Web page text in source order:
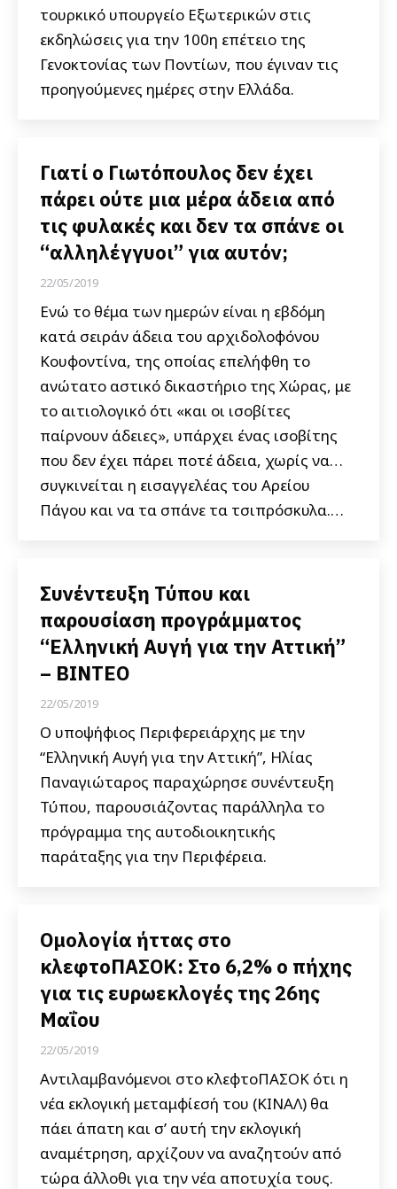
τουρκικό υπουργείο Εξωτερικών στις
εκδηλώσεις για την 100η επέτειο της
Γενοκτονίας των Ποντίων, που έγιναν τις
προηγούμενες ημέρες στην Ελλάδα.
Γιατί ο Γιωτόπουλος δεν έχει
πάρει ούτε μια μέρα άδεια από
τις φυλακές και δεν τα σπάνε οι
“αλληλέγγυοι” για αυτόν;
22/05/2019
Ενώ το θέμα των ημερών είναι η εβδόμη
κατά σειράν άδεια του αρχιδολοφόνου
Κουφοντίνα, της οποίας επελήφθη το
ανώτατο αστικό δικαστήριο της Χώρας, με
το αιτιολογικό ότι «και οι ισοβίτες
παίρνουν άδειες», υπάρχει ένας ισοβίτης
που δεν έχει πάρει ποτέ άδεια, χωρίς να…
συγκινείται η εισαγγελέας του Αρείου
Πάγου και να τα σπάνε τα τσιπρόσκυλα.…
Συνέντευξη Τύπου και
παρουσίαση προγράμματος
“Ελληνική Αυγή για την Αττική”
– ΒΙΝΤΕΟ
22/05/2019
Ο υποψήφιος Περιφερειάρχης με την
“Ελληνική Αυγή για την Αττική”, Ηλίας
Παναγιώταρος παραχώρησε συνέντευξη
Τύπου, παρουσιάζοντας παράλληλα το
πρόγραμμα της αυτοδιοικητικής
παράταξης για την Περιφέρεια.
Ομολογία ήττας στο
κλεφτοΠΑΣΟΚ: Στο 6,2% ο πήχης
για τις ευρωεκλογές της 26ης
Μαΐου
22/05/2019
Αντιλαμβανόμενοι στο κλεφτοΠΑΣΟΚ ότι η
νέα εκλογική μεταμφίεσή του (ΚΙΝΑΛ) θα
πάει άπατη και σ’ αυτή την εκλογική
αναμέτρηση, αρχίζουν να αναζητούν από
τώρα άλλοθι για την νέα αποτυχία τους.